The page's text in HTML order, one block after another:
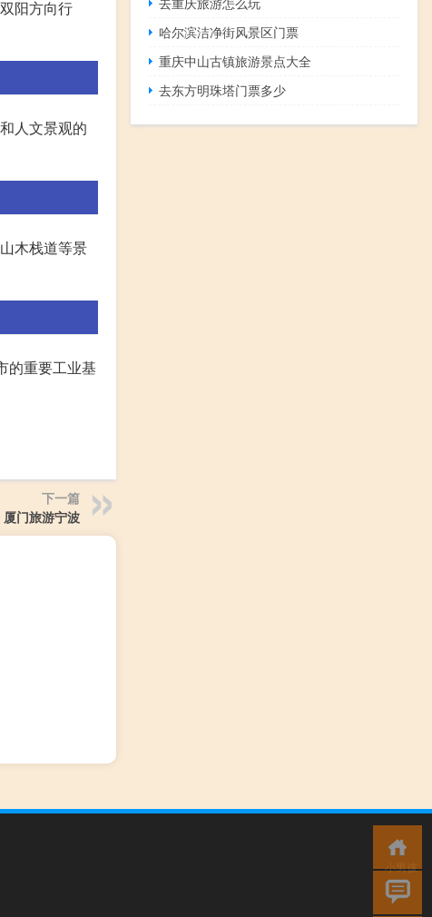
阳方向行
人文景观的
木栈道等景
的重要工业基
下一篇
厦门旅游宁波
哈尔滨洁净街风景区门票
重庆中山古镇旅游景点大全
去东方明珠塔门票多少
小男孩